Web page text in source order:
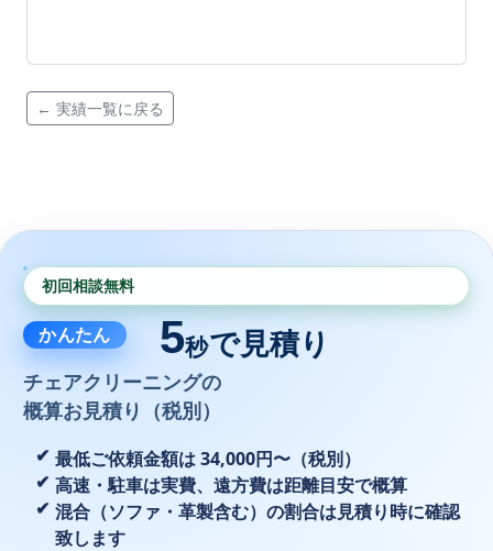
← 実績一覧に戻る
初回相談無料
かんたん 5秒で見積り
チェアクリーニングの
概算お見積り（税別）
最低ご依頼金額は 34,000円〜（税別）
高速・駐車は実費、遠方費は距離目安で概算
混合（ソファ・革製含む）の割合は見積り時に確認
致します